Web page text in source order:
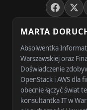
MARTA
Absolwentka
Warszawskiej oraz
Doświadczenie
OpenStack i AWS dla
obecnie łączyć świat
konsultantka IT w